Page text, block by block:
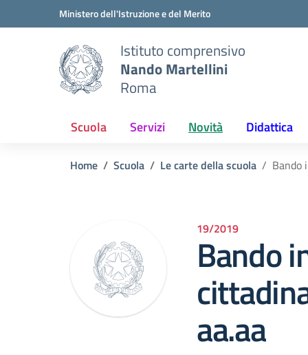
Vai ai contenuti
Vai al menu di navigazioneMinistero dell'Istruzione e del Merito
Istituto comprensivo
Nando Martellini
Roma
Scuola Servizi Novità Didattica
Home Scuola Le carte della scuola Bando
19/2019
Bando
aa.aa